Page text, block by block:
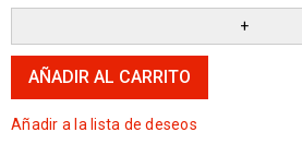
AÑADIR AL CARRITO
Añadir a la lista de deseos